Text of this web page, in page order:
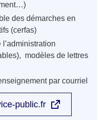
des démarches en
(cerfas)
modèles de lettres
par courriel
public.fr